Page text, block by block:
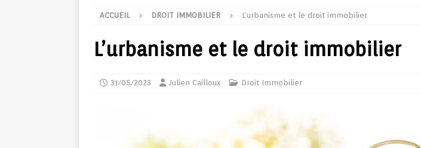
ACCUEIL DROIT IMMOBILIER L’urbanisme et le droit immobilier
L’urbanisme et le droit immobilier
31/05/2023 Julien Cailloux Droit Immobilier